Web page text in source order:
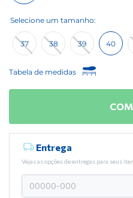
37 38 39 40
Tabela de medidas
Entrega
Vejas as opções de entregas para seus